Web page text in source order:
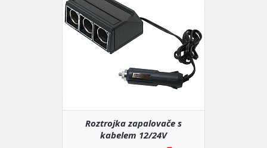
Roztrojka zapalovače s
kabelem 12/24V